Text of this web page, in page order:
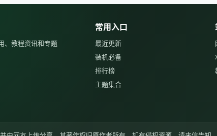
、教程资讯和专题
常用入口
最近更新
装机必备
排行榜
主题集合